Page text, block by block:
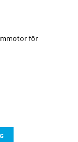
för